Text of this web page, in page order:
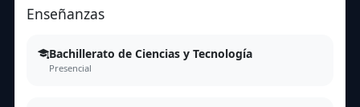
Enseñanzas
Bachillerato de Ciencias y Tecnología
Presencial